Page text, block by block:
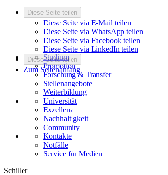
Diese Seite teilen
Diese Seite via E-Mail teilen
Diese Seite via WhatsApp teilen
Diese Seite via Facebook teilen
Diese Seite via LinkedIn teilen
Diese Seite teilen
Zum Seitenanfang
Studium
Promotion
Forschung & Transfer
Stellenangebote
Weiterbildung
Universität
Exzellenz
Nachhaltigkeit
Community
Kontakte
Notfälle
Service für Medien
Schiller